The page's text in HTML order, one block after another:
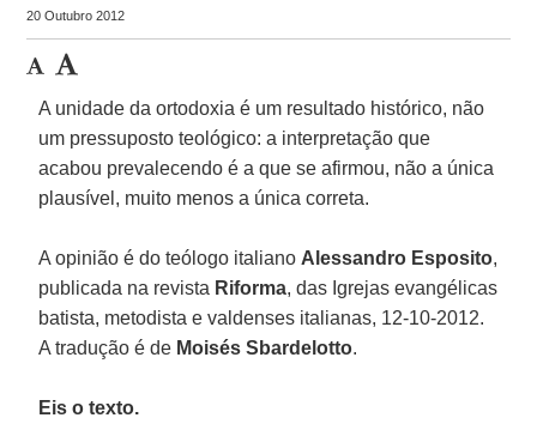
20 Outubro 2012
A unidade da ortodoxia é um resultado histórico, não
um pressuposto teológico: a interpretação que
acabou prevalecendo é a que se afirmou, não a única
plausível, muito menos a única correta.
A opinião é do teólogo italiano Alessandro Esposito,
publicada na revista Riforma, das Igrejas evangélicas
batista, metodista e valdenses italianas, 12-10-2012.
A tradução é de Moisés Sbardelotto.
Eis o texto.